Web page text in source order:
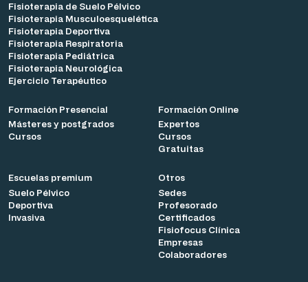
Fisioterapia de Suelo Pélvico
Fisioterapia Musculoesquelética
Fisioterapia Deportiva
Fisioterapia Respiratoria
Fisioterapia Pediátrica
Fisioterapia Neurológica
Ejercicio Terapéutico
Formación Presencial
Másteres y postgrados
Cursos
Formación Online
Expertos
Cursos
Gratuitas
Escuelas premium
Suelo Pélvico
Deportiva
Invasiva
Otros
Sedes
Profesorado
Certificados
Fisiofocus Clínica
Empresas
Colaboradores